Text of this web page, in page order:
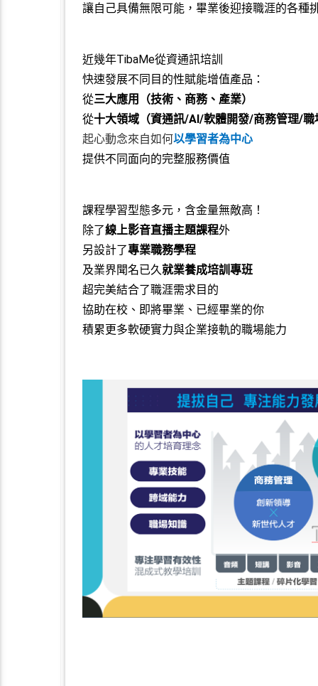
讓自己具備無限可能，畢業後迎接職涯的各種
近幾年TibaMe從資通訊培訓
快速發展不同目的性賦能增值產品：
從三大應用（技術、商務、產業）
從十大領域（資通訊/AI/軟體開發/商務管理/職
起心動念來自如何以學習者為中心
提供不同面向的完整服務價值
課程學習型態多元，含金量無敵高！
除了線上影音直播主題課程外
另設計了專業職務學程
及業界聞名已久就業養成培訓專班
超完美結合了職涯需求目的
協助在校、即將畢業、已經畢業的你
積累更多軟硬實力與企業接軌的職場能力